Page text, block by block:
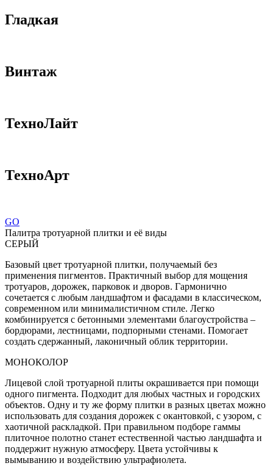
Гладкая
Винтаж
ТехноЛайт
ТехноАрт
GO
Палитра тротуарной плитки и её виды
СЕРЫЙ
Базовый цвет тротуарной плитки, получаемый без
применения пигментов. Практичный выбор для мощения
тротуаров, дорожек, парковок и дворов. Гармонично
сочетается с любым ландшафтом и фасадами в классическом,
современном или минималистичном стиле. Легко
комбинируется с бетонными элементами благоустройства –
бордюрами, лестницами, подпорными стенами. Помогает
создать сдержанный, лаконичный облик территории.
МОНОКОЛОР
Лицевой слой тротуарной плиты окрашивается при помощи
одного пигмента. Подходит для любых частных и городских
объектов. Одну и ту же форму плитки в разных цветах можно
использовать для создания дорожек с окантовкой, с узором, с
хаотичной раскладкой. При правильном подборе гаммы
плиточное полотно станет естественной частью ландшафта и
поддержит нужную атмосферу. Цвета устойчивы к
вымыванию и воздействию ультрафиолета.